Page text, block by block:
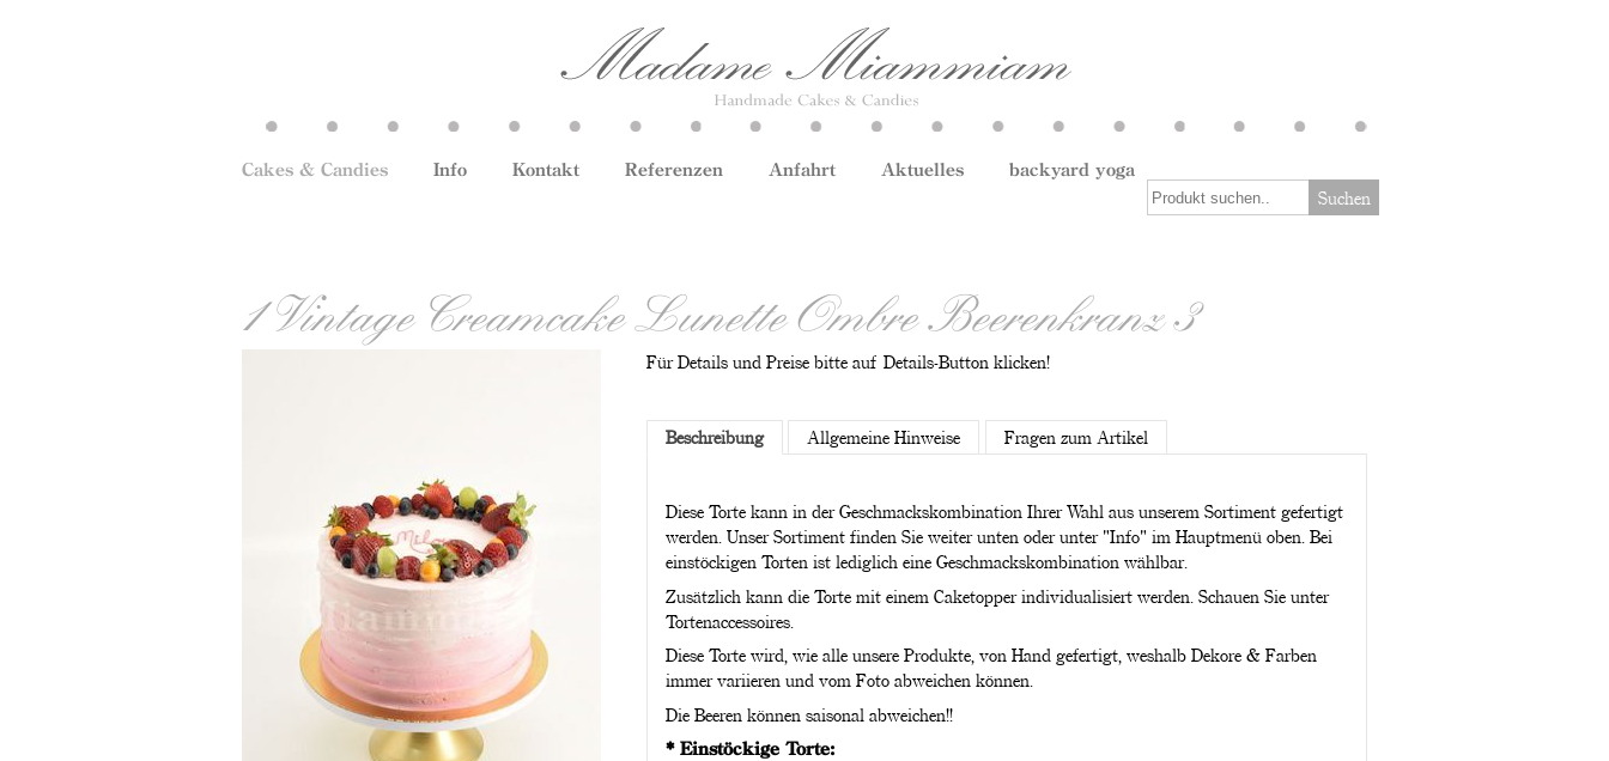
Cakes & Candies Info Kontakt Referenzen Anfahrt Aktuelles
backyard yoga
Suchen
1 Vintage Creamcake Lunette Ombre Beerenkranz 3
Für Details und Preise bitte auf Details-Button klicken!
Beschreibung Allgemeine Hinweise Fragen zum Artikel
Diese Torte kann in der Geschmackskombination Ihrer Wahl aus unserem Sortiment gefertigt
werden. Unser Sortiment finden Sie weiter unten oder unter "Info" im Hauptmenü oben. Bei
einstöckigen Torten ist lediglich eine Geschmackskombination wählbar.
Zusätzlich kann die Torte mit einem Caketopper individualisiert werden. Schauen Sie unter
Tortenaccessoires.
Diese Torte wird, wie alle unsere Produkte, von Hand gefertigt, weshalb Dekore & Farben
immer variieren und vom Foto abweichen können.
Die Beeren können saisonal abweichen!!
* Einstöckige Torte: